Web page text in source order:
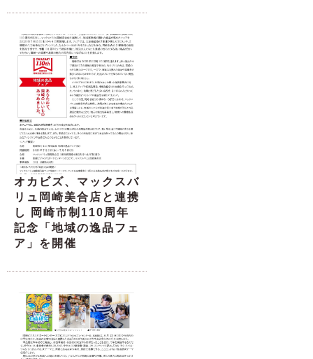
オカビズ、マックスバ
リュ岡崎美合店と連携
し 岡崎市制110周年
記念「地域の逸品フェ
ア」を開催